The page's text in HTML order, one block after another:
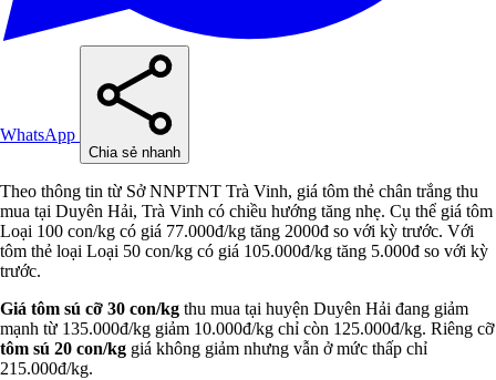
WhatsApp
Chia sẻ nhanh
Theo thông tin từ Sở NNPTNT Trà Vinh, giá tôm thẻ chân trắng thu
mua tại Duyên Hải, Trà Vinh có chiều hướng tăng nhẹ. Cụ thể giá tôm
Loại 100 con/kg có giá 77.000đ/kg tăng 2000đ so với kỳ trước. Với
tôm thẻ loại Loại 50 con/kg có giá 105.000đ/kg tăng 5.000đ so với kỳ
trước.
Giá tôm sú cỡ 30 con/kg thu mua tại huyện Duyên Hải đang giảm
mạnh từ 135.000đ/kg giảm 10.000đ/kg chỉ còn 125.000đ/kg. Riêng cỡ
tôm sú 20 con/kg giá không giảm nhưng vẫn ở mức thấp chỉ
215.000đ/kg.